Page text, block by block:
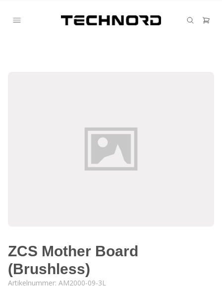
ZCS Mother Board
(Brushless)
Artikelnummer: AM2000-09-3L